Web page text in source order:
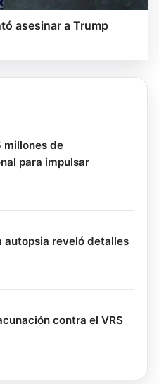
asesinar a Trump
millones de
para impulsar
autopsia reveló detalles
contra el VRS